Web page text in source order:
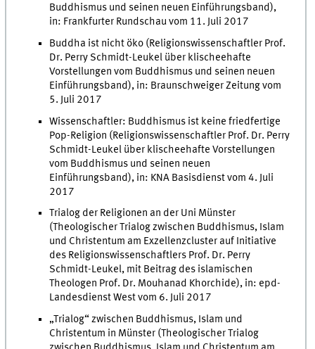
Buddhismus und seinen neuen Einführungsband),
in: Frankfurter Rundschau vom 11. Juli 2017
Buddha ist nicht öko (Religionswissenschaftler Prof.
Dr. Perry Schmidt-Leukel über klischeehafte
Vorstellungen vom Buddhismus und seinen neuen
Einführungsband), in: Braunschweiger Zeitung vom
5. Juli 2017
Wissenschaftler: Buddhismus ist keine friedfertige
Pop-Religion (Religionswissenschaftler Prof. Dr. Perry
Schmidt-Leukel über klischeehafte Vorstellungen
vom Buddhismus und seinen neuen
Einführungsband), in: KNA Basisdienst vom 4. Juli
2017
Trialog der Religionen an der Uni Münster
(Theologischer Trialog zwischen Buddhismus, Islam
und Christentum am Exzellenzcluster auf Initiative
des Religionswissenschaftlers Prof. Dr. Perry
Schmidt-Leukel, mit Beitrag des islamischen
Theologen Prof. Dr. Mouhanad Khorchide), in: epd-
Landesdienst West vom 6. Juli 2017
„Trialog“ zwischen Buddhismus, Islam und
Christentum in Münster (Theologischer Trialog